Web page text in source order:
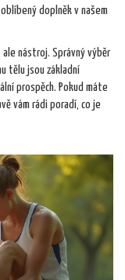
doplněk v našem
ale nástroj. Správný výběr
tělu jsou základní
prospěch. Pokud máte
vám rádi poradí, co je